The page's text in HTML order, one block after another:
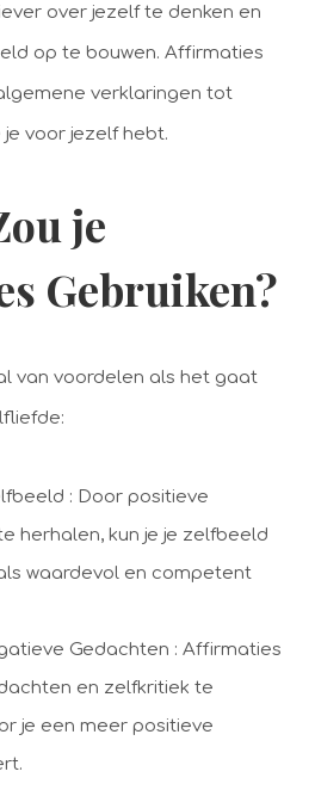
over jezelf te denken en
op te bouwen. Affirmaties
verklaringen tot
voor jezelf hebt.
je
Gebruiken?
van voordelen als het gaat
: Door positieve
herhalen, kun je je zelfbeeld
waardevol en competent
Gedachten : Affirmaties
en zelfkritiek te
je een meer positieve